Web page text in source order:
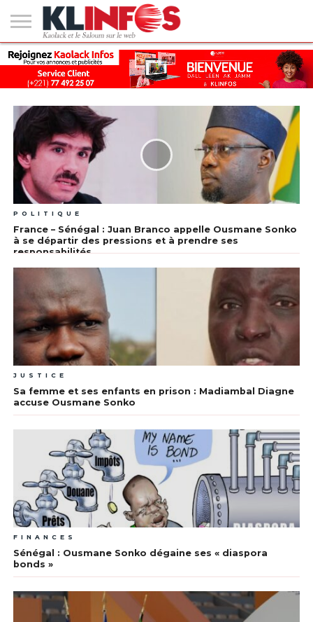
#2
(PAS
DE
TITRE)
KAOLACK
POLITIQUE
ECONOMIE
SOCIÉTÉ
CULTURE
PEOPLE
SPORT
SANTÉ
AFRIQUE
INTERNATIONAL
EMPLOI &
FORMATION
POLITIQUE
France – Sénégal : Juan Branco appelle Ousmane Sonko
à se départir des pressions et à prendre ses
responsabilités
JUSTICE
Sa femme et ses enfants en prison : Madiambal Diagne
accuse Ousmane Sonko
FINANCES
Sénégal : Ousmane Sonko dégaine ses « diaspora
bonds »